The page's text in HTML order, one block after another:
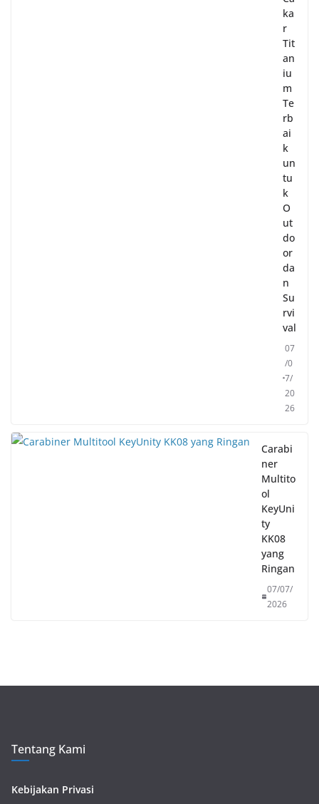
ka
r
Tit
an
iu
m
Te
rb
ai
k
un
tu
k
O
ut
do
or
da
n
Su
rvi
val
07
/0
7/
20
26
Carabi
ner
Multito
ol
KeyUni
ty
KK08
yang
Ringan
07/07/
2026
Tentang Kami
Kebijakan Privasi